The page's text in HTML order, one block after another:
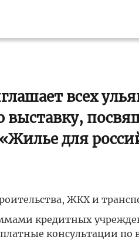
всех
выставку,
для
ЖКХ и
кредитных
консультации по